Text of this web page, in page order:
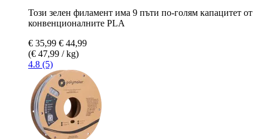
Този зелен филамент има 9 пъти по-голям капацитет от
конвенционалните PLA
€ 35,99 € 44,99
(€ 47,99 / kg)
4.8 (5)